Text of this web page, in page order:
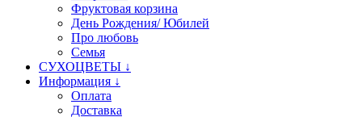
Фруктовая корзина
День Рождения/ Юбилей
Про любовь
Семья
СУХОЦВЕТЫ ↓
Информация ↓
Оплата
Доставка